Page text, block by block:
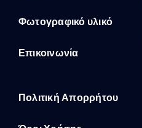
Φωτογραφικό υλικό
Επικοινωνία
Πολιτική Απορρήτου